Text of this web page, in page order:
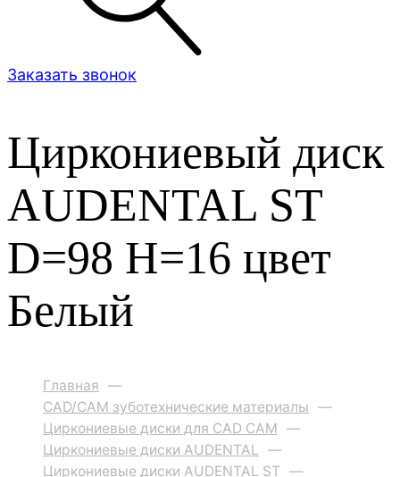
Заказать звонок
Циркониевый диск
AUDENTAL ST
D=98 H=16 цвет
Белый
Главная —
CAD/CAM зуботехнические материалы —
Циркониевые диски для CAD CAM —
Циркониевые диски AUDENTAL —
Циркониевые диски AUDENTAL ST —